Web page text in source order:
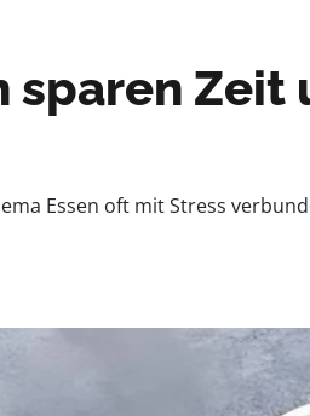
sparen Zeit
Essen oft mit Stress